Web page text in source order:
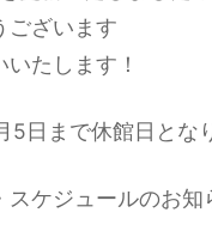
ございます
たします！
日まで休館日とな
ケジュールのお